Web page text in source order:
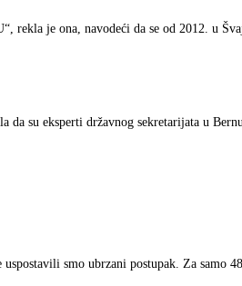
rekla je ona, navodeći da se od 2012. u
da su eksperti državnog sekretarijata u
smo ubrzani postupak. Za samo